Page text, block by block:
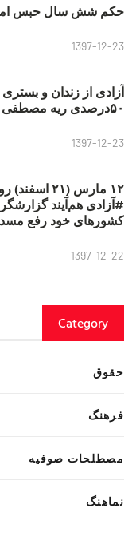
حکم شش سال حبس
1397-12-23
آزادی از زندان و
۵۰درصدی ریه مصطفی دانشجو
1397-12-23
۱۲ مارس
کشورهای خود رفع
1397-12-22
Category
حقوق
فرهنگ
مصطلحات صوفیه
نماهنگ